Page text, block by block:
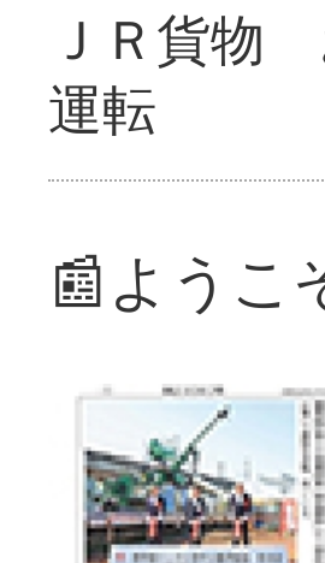
ＪＲ貨物
運転
📰ようこ